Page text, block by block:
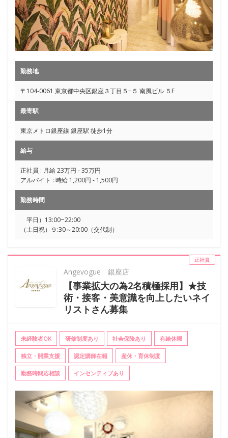
勤務地
〒104-0061 東京都中央区銀座３丁目５−５ 南風ビル ５F
最寄駅
東京メトロ銀座線 銀座駅 徒歩1分
給与
正社員 : 月給 23万円 - 35万円
アルバイト : 時給 1,200円 - 1,500円
勤務時間
平日）13:00~22:00
（土日祝）９:30～20:00（交代制）
正社員
Angevogue 銀座店
【事業拡大の為2名積極採用】★技
術・接客・美意識を向上したいネイ
リストさん募集
未経験者OK 研修制度あり 社会保険あり 有給休暇
独立・開業支援 認定講師在籍 産休・育休制度
勤務時間応相談 インセンティブあり